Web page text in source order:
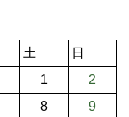
土
日
1
2
8
9